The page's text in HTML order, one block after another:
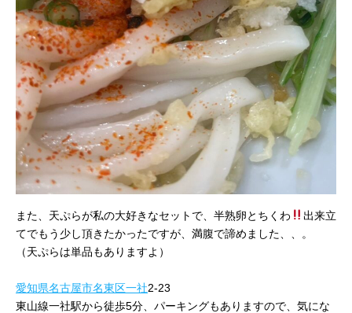
また、天ぷらが私の大好きなセットで、半熟卵とちくわ
出来立
てでもう少し頂きたかったですが、満腹で諦めました、、。
（天ぷらは単品もありますよ）
愛知県名古屋市名東区一社2-23
東山線一社駅から徒歩5分、パーキングもありますので、気にな